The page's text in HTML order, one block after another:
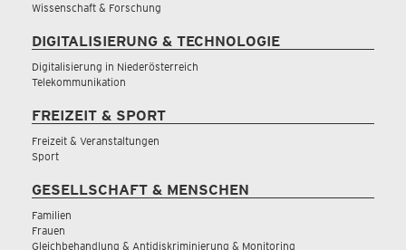
Wissenschaft & Forschung
DIGITALISIERUNG & TECHNOLOGIE
Digitalisierung in Niederösterreich
Telekommunikation
FREIZEIT & SPORT
Freizeit & Veranstaltungen
Sport
GESELLSCHAFT & MENSCHEN
Familien
Frauen
Gleichbehandlung & Antidiskriminierung & Monitoring